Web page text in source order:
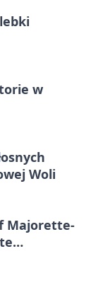
w
Woli
Majorette-